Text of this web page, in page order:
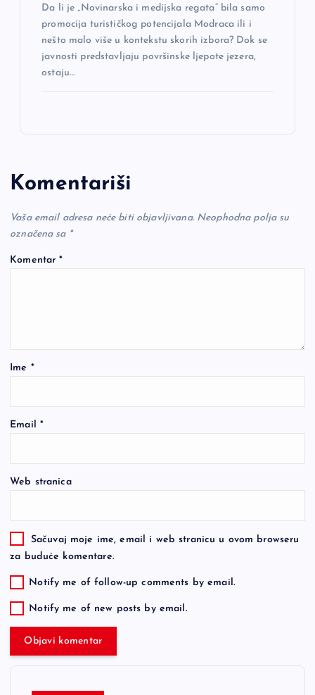
Da li je „Novinarska i medijska regata“ bila samo
promocija turističkog potencijala Modraca ili i
nešto malo više u kontekstu skorih izbora? Dok se
javnosti predstavljaju površinske ljepote jezera,
ostaju…
Komentariši
Vaša email adresa neće biti objavljivana. Neophodna polja su
označena sa *
Komentar*
Ime *
Email *
Web stranica
Sačuvaj moje ime, email i web stranicu u ovom browseru
za buduće komentare.
Notify me of follow-up comments by email.
Notify me of new posts by email.